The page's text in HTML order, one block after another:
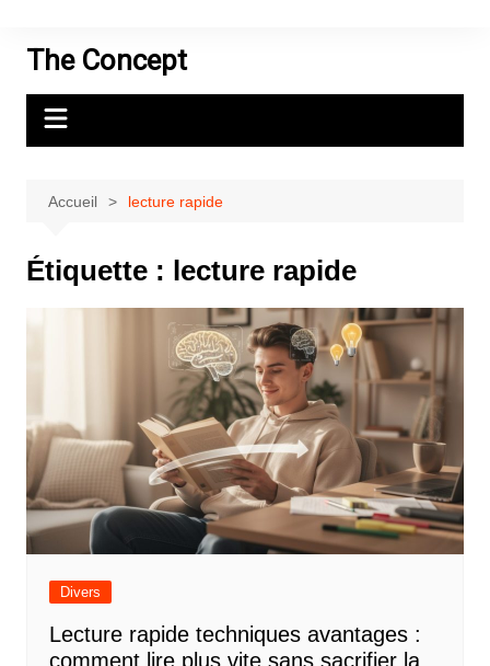
contenuThe Concept
Accueil lecture rapide
Étiquette : lecture rapide
Divers
Lecture rapide techniques avantages :
comment lire plus vite sans sacrifier la